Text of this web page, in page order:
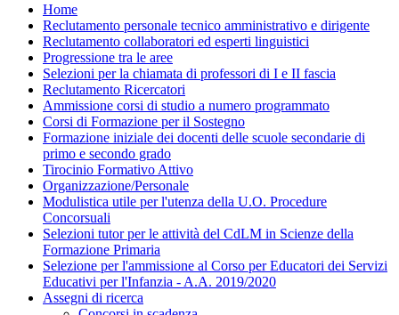
Home
Reclutamento personale tecnico amministrativo e dirigente
Reclutamento collaboratori ed esperti linguistici
Progressione tra le aree
Selezioni per la chiamata di professori di I e II fascia
Reclutamento Ricercatori
Ammissione corsi di studio a numero programmato
Corsi di Formazione per il Sostegno
Formazione iniziale dei docenti delle scuole secondarie di
primo e secondo grado
Tirocinio Formativo Attivo
Organizzazione/Personale
Modulistica utile per l'utenza della U.O. Procedure
Concorsuali
Selezioni tutor per le attività del CdLM in Scienze della
Formazione Primaria
Selezione per l'ammissione al Corso per Educatori dei Servizi
Educativi per l'Infanzia - A.A. 2019/2020
Assegni di ricerca